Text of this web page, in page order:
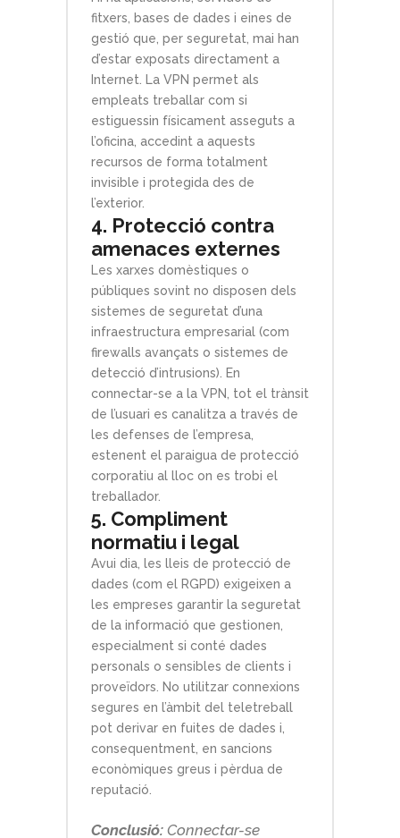
fitxers, bases de dades i eines de
gestió que, per seguretat, mai han
d’estar exposats directament a
Internet. La VPN permet als
empleats treballar com si
estiguessin físicament asseguts a
l’oficina, accedint a aquests
recursos de forma totalment
invisible i protegida des de
l’exterior.
4. Protecció contra
amenaces externes
Les xarxes domèstiques o
públiques sovint no disposen dels
sistemes de seguretat d’una
infraestructura empresarial (com
firewalls avançats o sistemes de
detecció d’intrusions). En
connectar-se a la VPN, tot el trànsit
de l’usuari es canalitza a través de
les defenses de l’empresa,
estenent el paraigua de protecció
corporatiu al lloc on es trobi el
treballador.
5. Compliment
normatiu i legal
Avui dia, les lleis de protecció de
dades (com el RGPD) exigeixen a
les empreses garantir la seguretat
de la informació que gestionen,
especialment si conté dades
personals o sensibles de clients i
proveïdors. No utilitzar connexions
segures en l’àmbit del teletreball
pot derivar en fuites de dades i,
consequentment, en sancions
econòmiques greus i pèrdua de
reputació.
Conclusió: Connectar-se